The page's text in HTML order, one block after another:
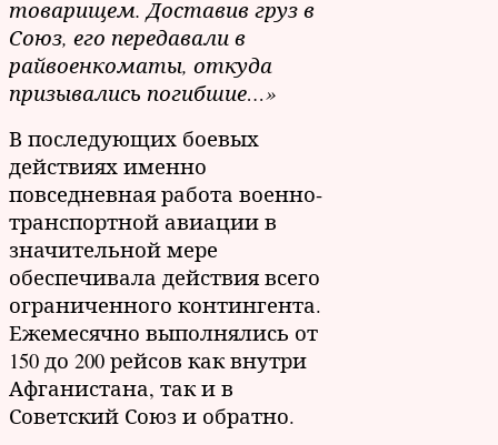
товарищем. Доставив груз в
Союз, его передавали в
райвоенкоматы, откуда
призывались погибшие…»
В последующих боевых
действиях именно
повседневная работа военно-
транспортной авиации в
значительной мере
обеспечивала действия всего
ограниченного контингента.
Ежемесячно выполнялись от
150 до 200 рейсов как внутри
Афганистана, так и в
Советский Союз и обратно.